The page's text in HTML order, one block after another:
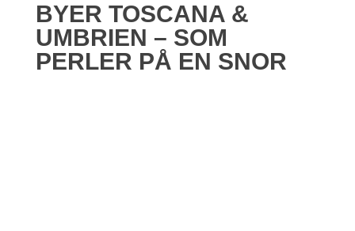
BYER TOSCANA &
UMBRIEN – SOM
PERLER PÅ EN SNOR